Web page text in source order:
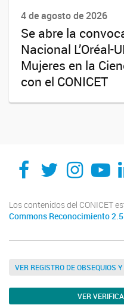
4 de agosto de 2026
Se abre la
Nacional L’Oréal-
Mujeres en la
con el CONICET
Los contenidos del CONICET
Commons Reconocimiento
VER REGISTRO DE OBSEQUIOS
VER